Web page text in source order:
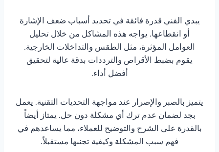
يبدي الفني قدرة فائقة في تحديد أسباب ضعف الإشارة
أو انقطاعها. يواجه هذه المشاكل من خلال تحليل
العوامل المؤثرة، مثل الطقس والتداخلات الخارجية.
يقوم بضبط الأقراص والترددات بدقة عالية لتحقيق
أفضل أداء.
يتميز بالصبر والإصرار عند مواجهة التحديات التقنية. يعمل
بجد لضمان عدم ترك أي مشكلة دون حل. يمتاز أيضاً
بالقدرة على الشرح والتوضيح للعملاء، مما يساعدهم في
فهم سبب المشكلة وكيفية تجنبها مستقبلاً.